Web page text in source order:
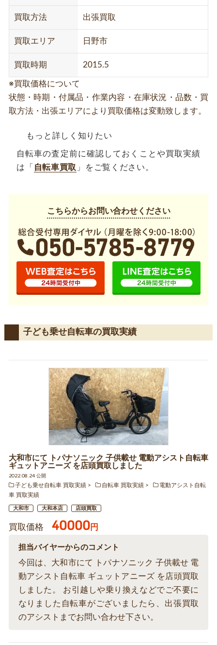
買取方法 出張買取
買取エリア 日野市
買取時期 2015.5
※買取価格について
状態・時期・付属品・作業内容・在庫状況・品数・買
取方法・出張エリアにより買取価格は変動致します。
もっと詳しく知りたい
自転車の査定前に確認しておくことや買取実績
は「 自転車買取 」をご覧ください。
こちらからお問い合わせください
子ども乗せ自転車の買取実績
大和市にて トパナソニック 子供載せ 電動アシスト自転車
ギュットアニーズ を店頭買取しました
2022.08.24 公開
子ども乗せ自転車 買取実績
自転車 買取実績
電動アシスト自転
車 買取実績
大和市 大和本店 店頭買取
買取価格 40000円
担当バイヤーからのコメント
今回は、大和市にて トパナソニック 子供載せ 電
動アシスト自転車 ギュットアニーズ を店頭買取
しました。 お引越しや乗り換えなどでご不要に
なりました自転車がございましたら、出張買取
のアシストまでお問い合わせ下さい。